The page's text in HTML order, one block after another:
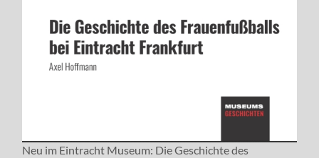
Neu im Eintracht Museum: Die Geschichte des